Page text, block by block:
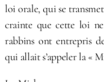
loi orale, qui se
crainte que cette loi
rabbins ont entrepris
qui allait s’appeler la «